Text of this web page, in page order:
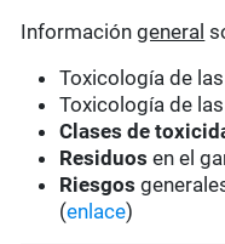
Informacióngeneral
Toxicología de
Toxicología de
Clases de
Residuos en el
Riesgos
(enlace)